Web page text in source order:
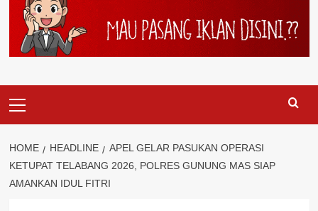
Menu
HOME HEADLINE
APEL GELAR PASUKAN OPERASI
KETUPAT TELABANG 2026, POLRES GUNUNG MAS SIAP
AMANKAN IDUL FITRI